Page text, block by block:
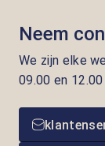
Neem
We zijn elke
09.00 en 12.00